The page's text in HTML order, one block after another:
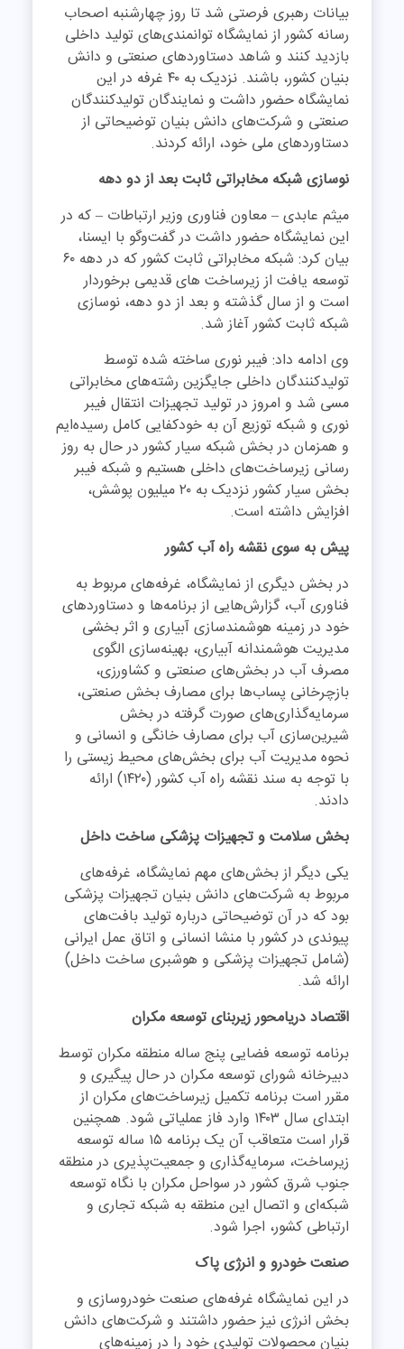
بیانات رهبری فرصتی شد تا روز چهارشنبه اصحاب
رسانه کشور از نمایشگاه توانمندی‌های تولید داخلی
بازدید کنند و شاهد دستاوردهای صنعتی و دانش
بنیان کشور، باشند. نزدیک به ۴۰ غرفه در این
نمایشگاه حضور داشت و نمایندگان تولیدکنندگان
صنعتی و شرکت‌های دانش بنیان توضیحاتی از
دستاوردهای ملی خود، ارائه کردند.
نوسازی شبکه مخابراتی ثابت بعد از دو دهه
میثم عابدی – معاون فناوری وزیر ارتباطات – که در
این نمایشگاه حضور داشت در گفت‌وگو با ایسنا،
بیان کرد: شبکه مخابراتی ثابت کشور که در دهه ۶۰
توسعه یافت از زیرساخت های قدیمی برخوردار
است و از سال گذشته و بعد از دو دهه، نوسازی
شبکه ثابت کشور آغاز شد.
وی ادامه داد: فیبر نوری ساخته شده توسط
تولیدکنندگان داخلی جایگزین رشته‌های مخابراتی
مسی شد و امروز در تولید تجهیزات انتقال فیبر
نوری و شبکه توزیع آن به خودکفایی کامل رسیده‌ایم
و همزمان در بخش شبکه سیار کشور در حال به روز
رسانی زیرساخت‌های داخلی هستیم و شبکه فیبر
بخش سیار کشور نزدیک به ۲۰ میلیون پوشش،
افزایش داشته است.
پیش به سوی نقشه راه آب کشور
در بخش دیگری از نمایشگاه، غرفه‌های مربوط به
فناوری آب، گزارش‌هایی از برنامه‌ها و دستاوردهای
خود در زمینه هوشمندسازی آبیاری و اثر بخشی
مدیریت هوشمندانه آبیاری، بهینه‌سازی الگوی
مصرف آب در بخش‌های صنعتی و کشاورزی،
بازچرخانی پساب‌ها برای مصارف بخش صنعتی،
سرمایه‌گذاری‌های صورت گرفته در بخش
شیرین‌سازی آب برای مصارف خانگی و انسانی و
نحوه مدیریت آب برای بخش‌های محیط زیستی را
با توجه به سند نقشه راه آب کشور (۱۴۲۰) ارائه
دادند.
بخش سلامت و تجهیزات پزشکی ساخت داخل
یکی دیگر از بخش‌های مهم نمایشگاه، غرفه‌های
مربوط به شرکت‌های دانش بنیان تجهیزات پزشکی
بود که در آن توضیحاتی درباره تولید بافت‌های
پیوندی در کشور با منشا انسانی و اتاق عمل ایرانی
(شامل تجهیزات پزشکی و هوشبری ساخت داخل)
ارائه شد.
اقتصاد دریامحور زیربنای توسعه مکران
برنامه توسعه فضایی پنج ساله منطقه مکران توسط
دبیرخانه شورای توسعه مکران در حال پیگیری و
مقرر است برنامه تکمیل زیرساخت‌های مکران از
ابتدای سال ۱۴۰۳ وارد فاز عملیاتی شود. همچنین
قرار است متعاقب آن یک برنامه ۱۵ ساله توسعه
زیرساخت، سرمایه‌گذاری و جمعیت‌پذیری در منطقه
جنوب شرق کشور در سواحل مکران با نگاه توسعه
شبکه‌ای و اتصال این منطقه به شبکه تجاری و
ارتباطی کشور، اجرا شود.
صنعت خودرو و انرژی پاک
در این نمایشگاه غرفه‌های صنعت خودروسازی و
بخش انرژی نیز حضور داشتند و شرکت‌های دانش
بنیان محصولات تولیدی خود را در زمینه‌های